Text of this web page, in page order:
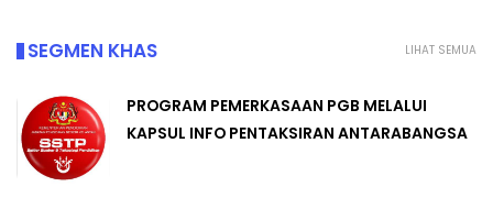
LIHAT SEMUA
SEGMEN KHAS
PROGRAM PEMERKASAAN PGB MELALUI
KAPSUL INFO PENTAKSIRAN ANTARABANGSA